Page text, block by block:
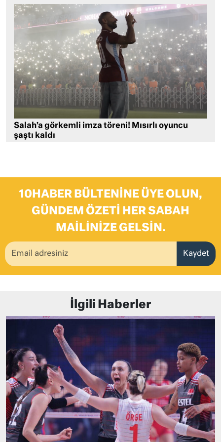
Salah’a görkemli imza töreni! Mısırlı oyuncu
şaştı kaldı
10HABER BÜLTENINE ÜYE OLUN,
GÜNDEM ÖZETI HER SABAH
MAILINIZE GELSIN.
Kaydet
İlgili Haberler